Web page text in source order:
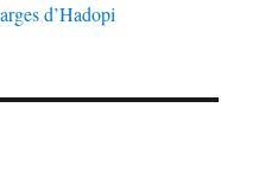
d’Hadopi